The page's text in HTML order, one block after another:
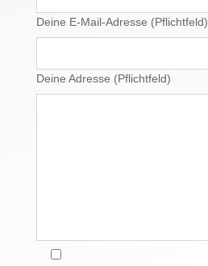
Deine E-Mail-Adresse (Pflichtfeld)
Deine Adresse (Pflichtfeld)